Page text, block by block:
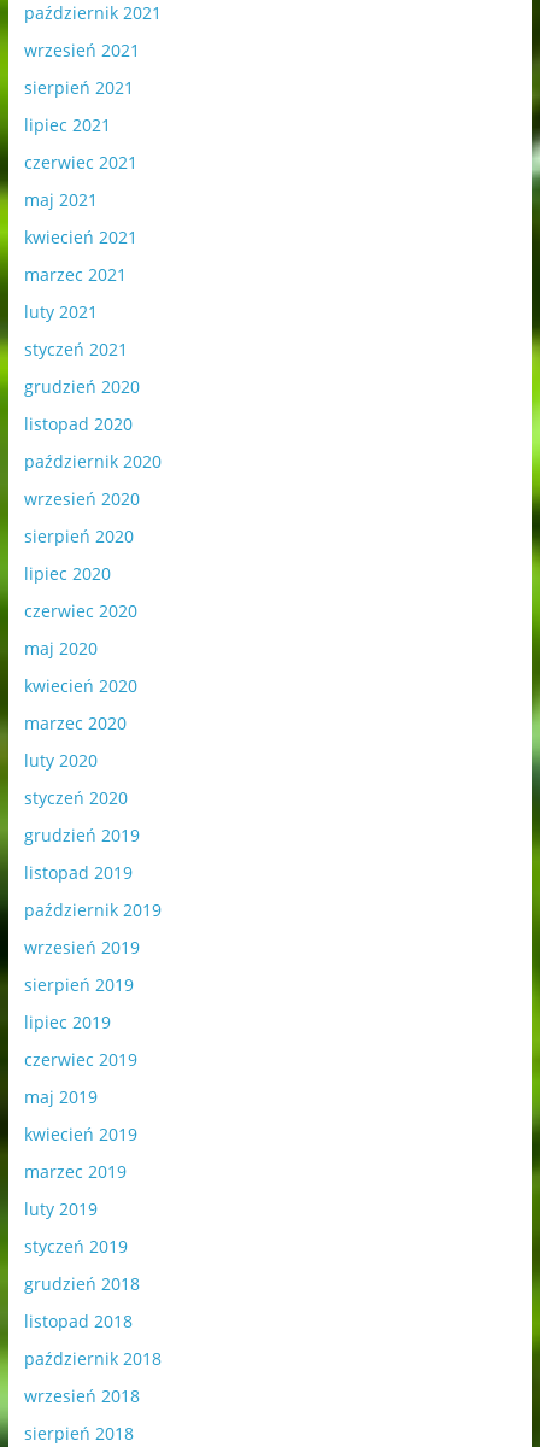
październik 2021
wrzesień 2021
sierpień 2021
lipiec 2021
czerwiec 2021
maj 2021
kwiecień 2021
marzec 2021
luty 2021
styczeń 2021
grudzień 2020
listopad 2020
październik 2020
wrzesień 2020
sierpień 2020
lipiec 2020
czerwiec 2020
maj 2020
kwiecień 2020
marzec 2020
luty 2020
styczeń 2020
grudzień 2019
listopad 2019
październik 2019
wrzesień 2019
sierpień 2019
lipiec 2019
czerwiec 2019
maj 2019
kwiecień 2019
marzec 2019
luty 2019
styczeń 2019
grudzień 2018
listopad 2018
październik 2018
wrzesień 2018
sierpień 2018